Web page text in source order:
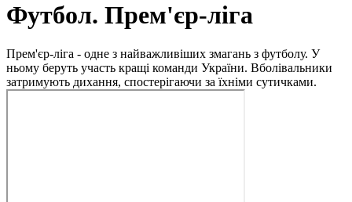
Футбол. Прем'єр-ліга
Прем'єр-ліга - одне з найважливіших змагань з футболу. У
ньому беруть участь кращі команди України. Вболівальники
затримують дихання, спостерігаючи за їхніми сутичками.